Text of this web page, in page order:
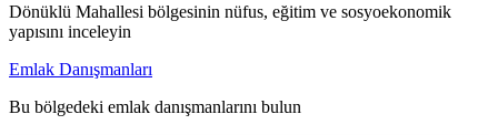
Dönüklü Mahallesi bölgesinin nüfus, eğitim ve sosyoekonomik
yapısını inceleyin
Emlak Danışmanları
Bu bölgedeki emlak danışmanlarını bulun